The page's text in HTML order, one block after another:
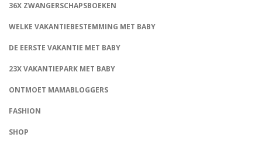
36X ZWANGERSCHAPSBOEKEN
WELKE VAKANTIEBESTEMMING MET BABY
DE EERSTE VAKANTIE MET BABY
23X VAKANTIEPARK MET BABY
ONTMOET MAMABLOGGERS
FASHION
SHOP